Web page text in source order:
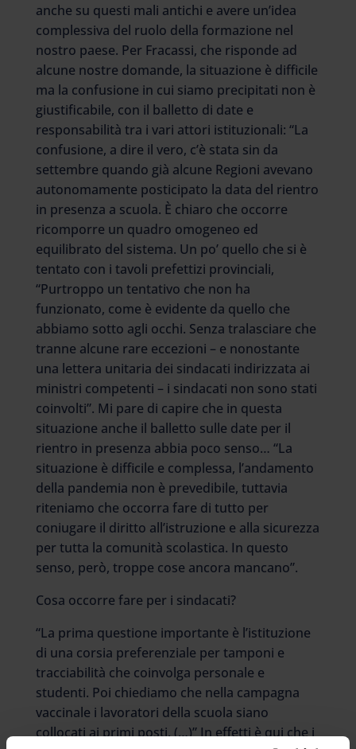
anche su questi mali antichi e avere un’idea
complessiva del ruolo della formazione nel
nostro paese. Per Fracassi, che risponde ad
alcune nostre domande, la situazione è difficile
ma la confusione in cui siamo precipitati non è
giustificabile, con il balletto di date e
responsabilità tra i vari attori istituzionali: “La
confusione, a dire il vero, c’è stata sin da
settembre quando già alcune Regioni avevano
autonomamente posticipato la data del rientro
in presenza a scuola. È chiaro che occorre
ricomporre un quadro omogeneo ed
equilibrato del sistema. Un po’ quello che si è
tentato con i tavoli prefettizi provinciali,
“Purtroppo un tentativo che non ha
funzionato, come è evidente da quello che
abbiamo sotto agli occhi. Senza tralasciare che
tranne alcune rare eccezioni – e nonostante
una lettera unitaria dei sindacati indirizzata ai
ministri competenti – i sindacati non sono stati
coinvolti”. Mi pare di capire che in questa
situazione anche il balletto sulle date per il
rientro in presenza abbia poco senso… “La
situazione è difficile e complessa, l’andamento
della pandemia non è prevedibile, tuttavia
riteniamo che occorra fare di tutto per
coniugare il diritto all’istruzione e alla sicurezza
per tutta la comunità scolastica. In questo
senso, però, troppe cose ancora mancano”.
Cosa occorre fare per i sindacati?
“La prima questione importante è l’istituzione
di una corsia preferenziale per tamponi e
tracciabilità che coinvolga personale e
studenti. Poi chiediamo che nella campagna
vaccinale i lavoratori della scuola siano
collocati ai primi posti. (…)” In effetti è qui che i